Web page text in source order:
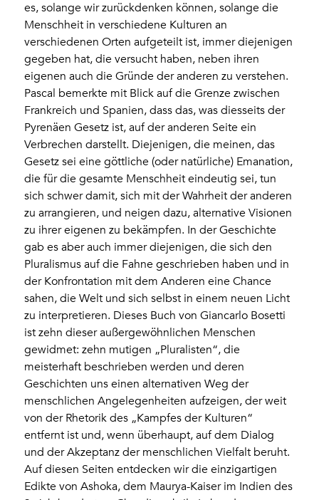
es, solange wir zurückdenken können, solange die
Menschheit in verschiedene Kulturen an
verschiedenen Orten aufgeteilt ist, immer diejenigen
gegeben hat, die versucht haben, neben ihren
eigenen auch die Gründe der anderen zu verstehen.
Pascal bemerkte mit Blick auf die Grenze zwischen
Frankreich und Spanien, dass das, was diesseits der
Pyrenäen Gesetz ist, auf der anderen Seite ein
Verbrechen darstellt. Diejenigen, die meinen, das
Gesetz sei eine göttliche (oder natürliche) Emanation,
die für die gesamte Menschheit eindeutig sei, tun
sich schwer damit, sich mit der Wahrheit der anderen
zu arrangieren, und neigen dazu, alternative Visionen
zu ihrer eigenen zu bekämpfen. In der Geschichte
gab es aber auch immer diejenigen, die sich den
Pluralismus auf die Fahne geschrieben haben und in
der Konfrontation mit dem Anderen eine Chance
sahen, die Welt und sich selbst in einem neuen Licht
zu interpretieren. Dieses Buch von Giancarlo Bosetti
ist zehn dieser außergewöhnlichen Menschen
gewidmet: zehn mutigen „Pluralisten“, die
meisterhaft beschrieben werden und deren
Geschichten uns einen alternativen Weg der
menschlichen Angelegenheiten aufzeigen, der weit
von der Rhetorik des „Kampfes der Kulturen“
entfernt ist und, wenn überhaupt, auf dem Dialog
und der Akzeptanz der menschlichen Vielfalt beruht.
Auf diesen Seiten entdecken wir die einzigartigen
Edikte von Ashoka, dem Maurya-Kaiser im Indien des